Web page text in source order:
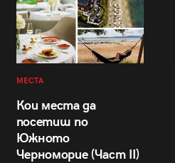
МЕСТА
Кои места да
посетиш по
Южното
Черноморие (Част II)